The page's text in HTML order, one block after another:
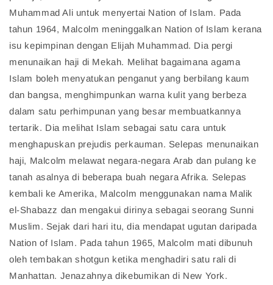
Muhammad Ali untuk menyertai Nation of Islam. Pada
tahun 1964, Malcolm meninggalkan Nation of Islam kerana
isu kepimpinan dengan Elijah Muhammad. Dia pergi
menunaikan haji di Mekah. Melihat bagaimana agama
Islam boleh menyatukan penganut yang berbilang kaum
dan bangsa, menghimpunkan warna kulit yang berbeza
dalam satu perhimpunan yang besar membuatkannya
tertarik. Dia melihat Islam sebagai satu cara untuk
menghapuskan prejudis perkauman. Selepas menunaikan
haji, Malcolm melawat negara-negara Arab dan pulang ke
tanah asalnya di beberapa buah negara Afrika. Selepas
kembali ke Amerika, Malcolm menggunakan nama Malik
el-Shabazz dan mengakui dirinya sebagai seorang Sunni
Muslim. Sejak dari hari itu, dia mendapat ugutan daripada
Nation of Islam. Pada tahun 1965, Malcolm mati dibunuh
oleh tembakan shotgun ketika menghadiri satu rali di
Manhattan. Jenazahnya dikebumikan di New York.